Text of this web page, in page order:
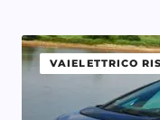
VAIELETTRICO